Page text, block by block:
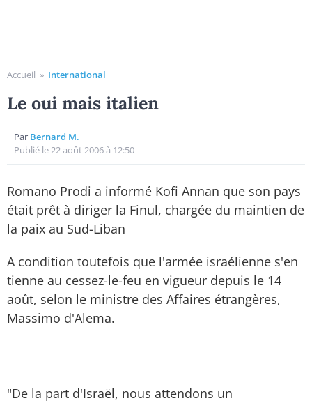
Accueil » International
Le oui mais italien
Par Bernard M.
Publié le 22 août 2006 à 12:50
Romano Prodi a informé Kofi Annan que son pays
était prêt à diriger la Finul, chargée du maintien de
la paix au Sud-Liban
A condition toutefois que l'armée israélienne s'en
tienne au cessez-le-feu en vigueur depuis le 14
août, selon le ministre des Affaires étrangères,
Massimo d'Alema.
"De la part d'Israël, nous attendons un